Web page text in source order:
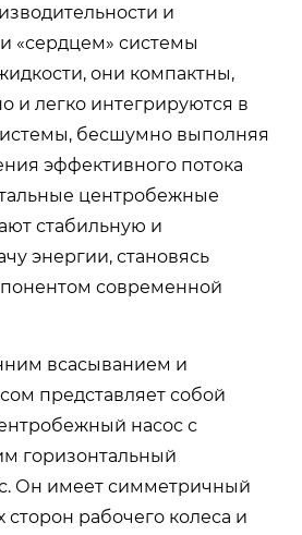
и
«сердцем» системы
они компактны,
и легко интегрируются в
бесшумно выполняя
эффективного потока
центробежные
стабильную и
энергии, становясь
современной
всасыванием и
представляет собой
насос с
горизонтальный
Он имеет симметричный
рабочего колеса и